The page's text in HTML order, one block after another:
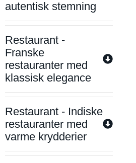
autentisk stemning
Restaurant -
Franske
restauranter med
klassisk elegance
Restaurant - Indiske
restauranter med
varme krydderier